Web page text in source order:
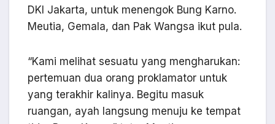
DKI Jakarta, untuk menengok Bung Karno.
Meutia, Gemala, dan Pak Wangsa ikut pula.
“Kami melihat sesuatu yang mengharukan:
pertemuan dua orang proklamator untuk
yang terakhir kalinya. Begitu masuk
ruangan, ayah langsung menuju ke tempat